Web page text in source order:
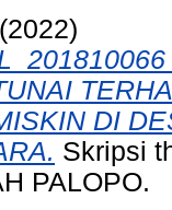
(2022)
DI
Skripsi
PALOPO.